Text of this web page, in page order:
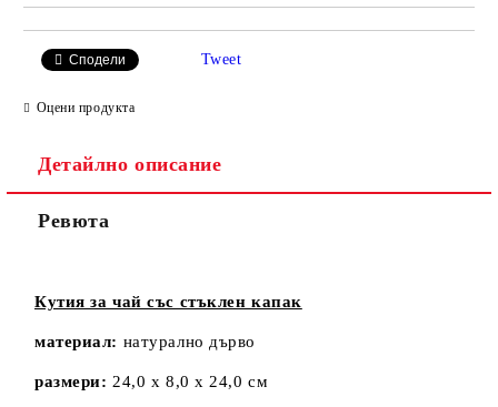
Сподели Tweet
Оцени продукта
Детайлно описание
Ревюта
Кутия за чай със стъклен капак
материал: натурално дърво
размери: 24,0 х 8,0 х 24,0 см